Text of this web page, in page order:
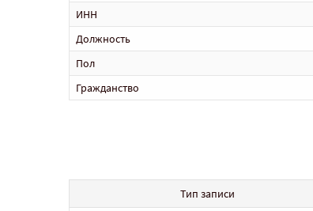
ИНН
Должность
Пол
Гражданство
Тип записи